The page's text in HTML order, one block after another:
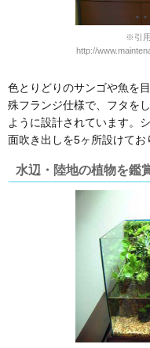
※引
http://
色とりどりのサンゴや魚を
殊フランジ仕様で、フタを
ように設計されています。
面吹き出しを5ヶ所設けてお
水辺・陸地の植物を鑑